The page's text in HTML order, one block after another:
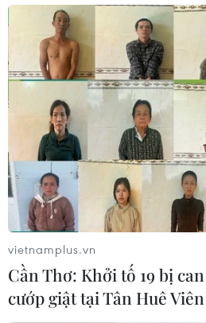
Tử Cấm Thành lần đầu
tham quan vào ban đêm
vietnamplus.vn
Cần Thơ: Khởi tố 19 bị
cướp giật tại Tân Huê Viên